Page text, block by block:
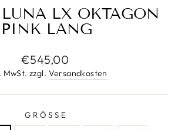
LX OKTAGON
PINK LANG
Normaler
Preis
€545,00
MwSt. zzgl. Versandkosten
GRÖSSE